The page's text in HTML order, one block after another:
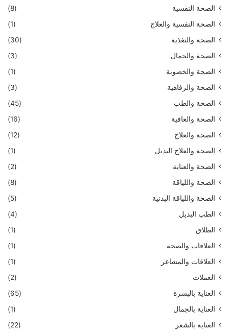
الصحة النفسية
(8)
الصحة النفسية والعلاج
(1)
الصحة والتغذية
(30)
الصحة والجمال
(3)
الصحة والخصوبة
(1)
الصحة والرفاهية
(3)
الصحة والطب
(45)
الصحة والعافية
(16)
الصحة والعلاج
(12)
الصحة والعلاج البديل
(1)
الصحة والعناية
(2)
الصحة واللياقة
(8)
الصحة واللياقة البدنية
(5)
الطب البديل
(4)
الطلاق
(1)
العلاقات والصحة
(1)
العلاقات والمشاعر
(1)
العملات
(2)
العناية بالبشرة
(65)
العناية بالجمال
(1)
العناية بالشعر
(22)